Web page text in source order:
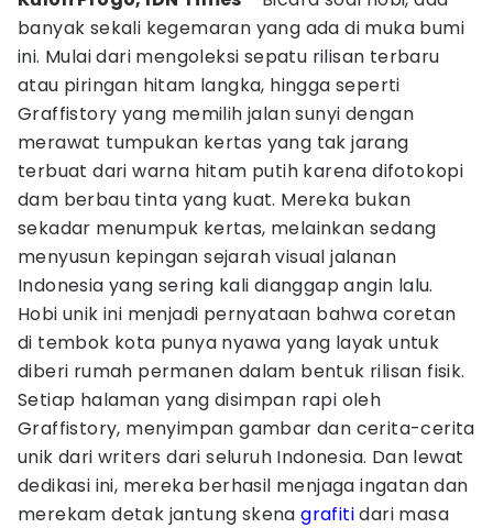
banyak sekali kegemaran yang ada di muka bumi
ini. Mulai dari mengoleksi sepatu rilisan terbaru
atau piringan hitam langka, hingga seperti
Graffistory yang memilih jalan sunyi dengan
merawat tumpukan kertas yang tak jarang
terbuat dari warna hitam putih karena difotokopi
dam berbau tinta yang kuat. Mereka bukan
sekadar menumpuk kertas, melainkan sedang
menyusun kepingan sejarah visual jalanan
Indonesia yang sering kali dianggap angin lalu.
Hobi unik ini menjadi pernyataan bahwa coretan
di tembok kota punya nyawa yang layak untuk
diberi rumah permanen dalam bentuk rilisan fisik.
Setiap halaman yang disimpan rapi oleh
Graffistory, menyimpan gambar dan cerita-cerita
unik dari writers dari seluruh Indonesia. Dan lewat
dedikasi ini, mereka berhasil menjaga ingatan dan
merekam detak jantung skenagrafitidari masa